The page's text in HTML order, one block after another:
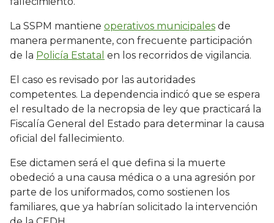
La SSPM mantiene operativos municipales de
manera permanente, con frecuente participación
de la Policía Estatal en los recorridos de vigilancia.
El caso es revisado por las autoridades
competentes. La dependencia indicó que se espera
el resultado de la necropsia de ley que practicará la
Fiscalía General del Estado para determinar la causa
oficial del fallecimiento.
Ese dictamen será el que defina si la muerte
obedeció a una causa médica o a una agresión por
parte de los uniformados, como sostienen los
familiares, que ya habrían solicitado la intervención